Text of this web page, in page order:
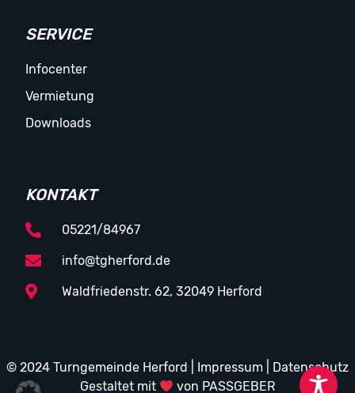
SERVICE
Infocenter
Vermietung
Downloads
KONTAKT
05221/84967
info@tgherford.de
Waldfriedenstr. 62, 32049 Herford
© 2024 Turngemeinde Herford | Impressum
Datenschutz
Gestaltet mit
von PASSGEBER